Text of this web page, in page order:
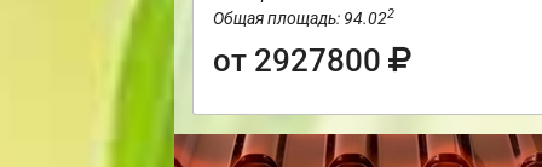
Общая площадь: 94.022
от 2927800